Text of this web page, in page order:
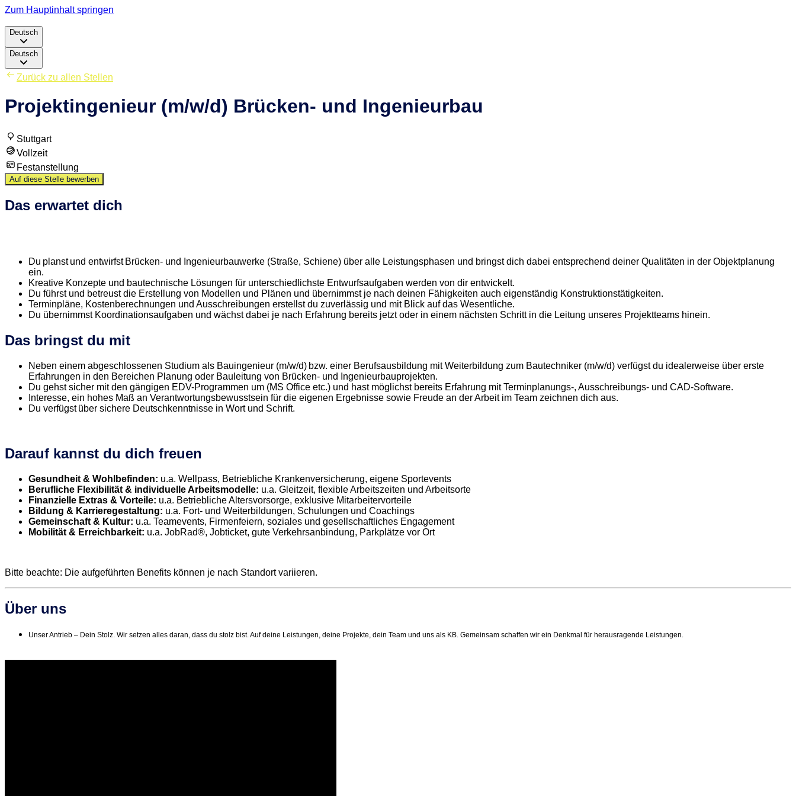
Zum Hauptinhalt springen
Deutsch
Deutsch
Zurück zu allen Stellen
Projektingenieur (m/w/d) Brücken- und Ingenieurbau
Stuttgart
Vollzeit
Festanstellung
Auf diese Stelle bewerben
Das erwartet dich
Du planst und entwirfst Brücken- und Ingenieurbauwerke (Straße, Schiene) über alle Leistungsphasen und bringst dich dabei entsprechend deiner Qualitäten in der Objektplanung
ein.
Kreative Konzepte und bautechnische Lösungen für unterschiedlichste Entwurfsaufgaben werden von dir entwickelt.
Du führst und betreust die Erstellung von Modellen und Plänen und übernimmst je nach deinen Fähigkeiten auch eigenständig Konstruktionstätigkeiten.
Terminpläne, Kostenberechnungen und Ausschreibungen erstellst du zuverlässig und mit Blick auf das Wesentliche.
Du übernimmst Koordinationsaufgaben und wächst dabei je nach Erfahrung bereits jetzt oder in einem nächsten Schritt in die Leitung unseres Projektteams hinein.
Das bringst du mit
Neben einem abgeschlossenen Studium als Bauingenieur (m/w/d) bzw. einer Berufsausbildung mit Weiterbildung zum Bautechniker (m/w/d) verfügst du idealerweise über erste
Erfahrungen in den Bereichen Planung oder Bauleitung von Brücken- und Ingenieurbauprojekten.
Du gehst sicher mit den gängigen EDV-Programmen um (MS Office etc.) und hast möglichst bereits Erfahrung mit Terminplanungs-, Ausschreibungs- und CAD-Software.
Interesse, ein hohes Maß an Verantwortungsbewusstsein für die eigenen Ergebnisse sowie Freude an der Arbeit im Team zeichnen dich aus.
Du verfügst über sichere Deutschkenntnisse in Wort und Schrift.
Darauf kannst du dich freuen
Gesundheit & Wohlbefinden: u.a. Wellpass, Betriebliche Krankenversicherung, eigene Sportevents
Berufliche Flexibilität & individuelle Arbeitsmodelle: u.a. Gleitzeit, flexible Arbeitszeiten und Arbeitsorte
Finanzielle Extras & Vorteile: u.a. Betriebliche Altersvorsorge, exklusive Mitarbeitervorteile
Bildung & Karrieregestaltung: u.a. Fort- und Weiterbildungen, Schulungen und Coachings
Gemeinschaft & Kultur: u.a. Teamevents, Firmenfeiern, soziales und gesellschaftliches Engagement
Mobilität & Erreichbarkeit: u.a. JobRad®, Jobticket, gute Verkehrsanbindung, Parkplätze vor Ort
Bitte beachte: Die aufgeführten Benefits können je nach Standort variieren.
Über uns
Unser Antrieb – Dein Stolz. Wir setzen alles daran, dass du stolz bist. Auf deine Leistungen, deine Projekte, dein Team und uns als KB. Gemeinsam schaffen wir ein Denkmal für herausragende Leistungen.